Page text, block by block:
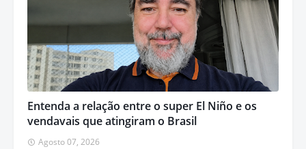
Entenda a relação entre o super El Niño e os
vendavais que atingiram o Brasil
Agosto 07, 2026